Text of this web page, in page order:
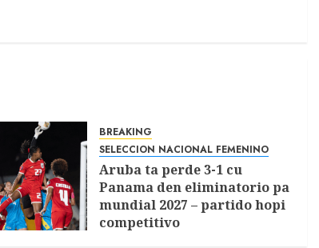
BREAKING
SELECCION NACIONAL FEMENINO
Aruba ta perde 3-1 cu
Panama den eliminatorio pa
mundial 2027 – partido hopi
competitivo